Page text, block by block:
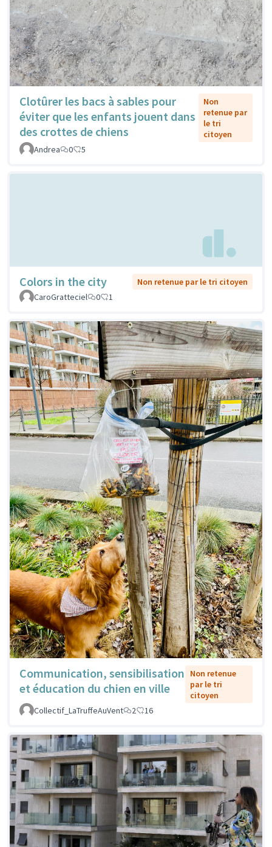
Clotûrer les bacs à sables pour
éviter que les enfants jouent dans
des crottes de chiens
Non
retenue par
le tri
citoyen
Andrea
0 5
Colors in the city
Non retenue par le tri citoyen
CaroGratteciel
0 1
Communication, sensibilisation
et éducation du chien en ville
Non retenue
par le tri
citoyen
Collectif_LaTruffeAuVent
2 16